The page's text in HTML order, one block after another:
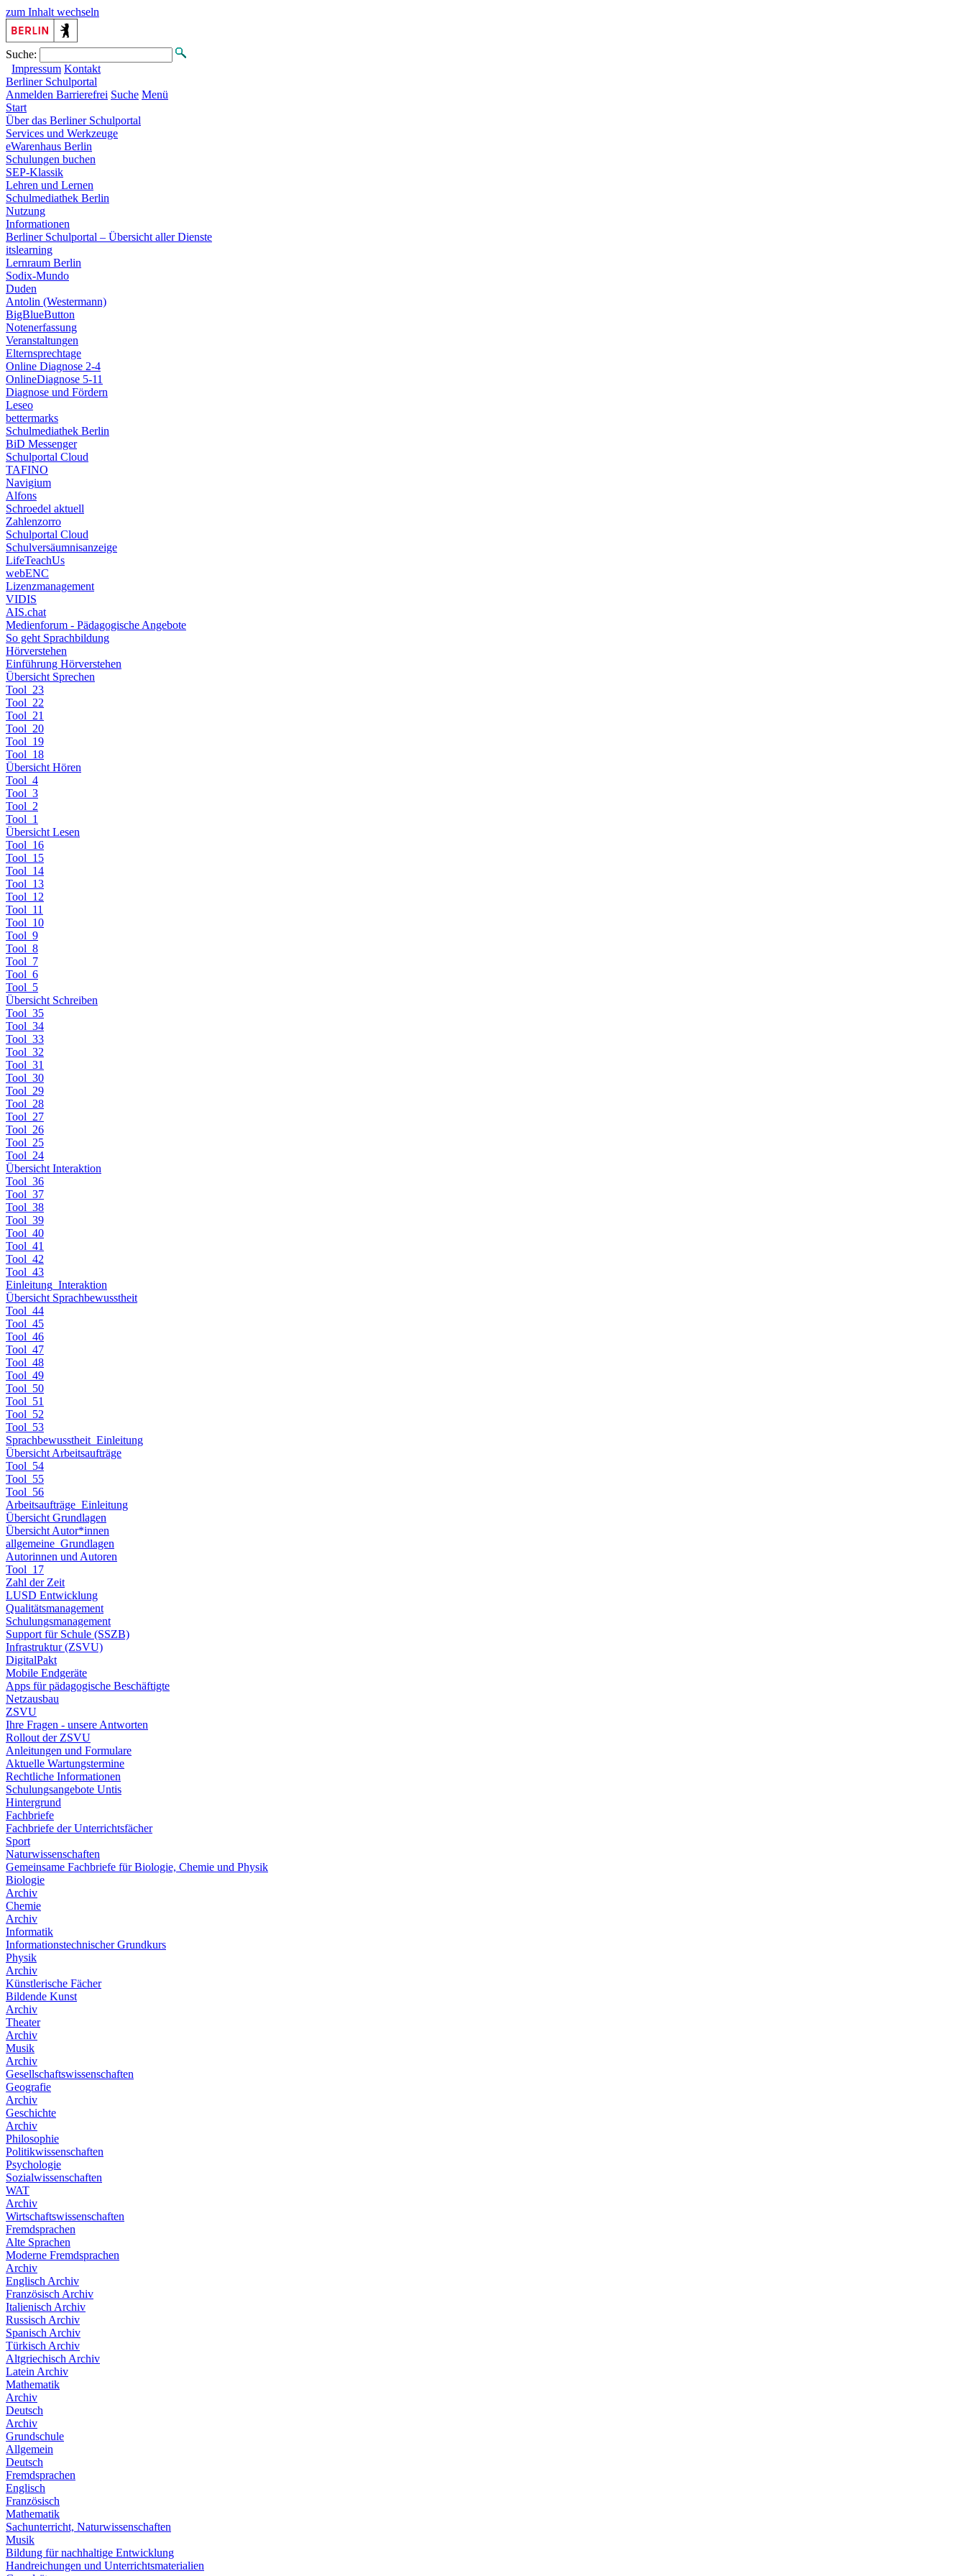
zum Inhalt wechseln
Suche:
Impressum Kontakt
Berliner Schulportal
Anmelden Barrierefrei Suche Menü
Start
Über das Berliner Schulportal
Services und Werkzeuge
eWarenhaus Berlin
Schulungen buchen
SEP-Klassik
Lehren und Lernen
Schulmediathek Berlin
Nutzung
Informationen
Berliner Schulportal – Übersicht aller Dienste
itslearning
Lernraum Berlin
Sodix-Mundo
Duden
Antolin (Westermann)
BigBlueButton
Notenerfassung
Veranstaltungen
Elternsprechtage
Online Diagnose 2-4
OnlineDiagnose 5-11
Diagnose und Fördern
Leseo
bettermarks
Schulmediathek Berlin
BiD Messenger
Schulportal Cloud
TAFINO
Navigium
Alfons
Schroedel aktuell
Zahlenzorro
Schulportal Cloud
Schulversäumnisanzeige
LifeTeachUs
webENC
Lizenzmanagement
VIDIS
AIS.chat
Medienforum - Pädagogische Angebote
So geht Sprachbildung
Hörverstehen
Einführung Hörverstehen
Übersicht Sprechen
Tool_23
Tool_22
Tool_21
Tool_20
Tool_19
Tool_18
Übersicht Hören
Tool_4
Tool_3
Tool_2
Tool_1
Übersicht Lesen
Tool_16
Tool_15
Tool_14
Tool_13
Tool_12
Tool_11
Tool_10
Tool_9
Tool_8
Tool_7
Tool_6
Tool_5
Übersicht Schreiben
Tool_35
Tool_34
Tool_33
Tool_32
Tool_31
Tool_30
Tool_29
Tool_28
Tool_27
Tool_26
Tool_25
Tool_24
Übersicht Interaktion
Tool_36
Tool_37
Tool_38
Tool_39
Tool_40
Tool_41
Tool_42
Tool_43
Einleitung_Interaktion
Übersicht Sprachbewusstheit
Tool_44
Tool_45
Tool_46
Tool_47
Tool_48
Tool_49
Tool_50
Tool_51
Tool_52
Tool_53
Sprachbewusstheit_Einleitung
Übersicht Arbeitsaufträge
Tool_54
Tool_55
Tool_56
Arbeitsaufträge_Einleitung
Übersicht Grundlagen
Übersicht Autor*innen
allgemeine_Grundlagen
Autorinnen und Autoren
Tool_17
Zahl der Zeit
LUSD Entwicklung
Qualitätsmanagement
Schulungsmanagement
Support für Schule (SSZB)
Infrastruktur (ZSVU)
DigitalPakt
Mobile Endgeräte
Apps für pädagogische Beschäftigte
Netzausbau
ZSVU
Ihre Fragen - unsere Antworten
Rollout der ZSVU
Anleitungen und Formulare
Aktuelle Wartungstermine
Rechtliche Informationen
Schulungsangebote Untis
Hintergrund
Fachbriefe
Fachbriefe der Unterrichtsfächer
Sport
Naturwissenschaften
Gemeinsame Fachbriefe für Biologie, Chemie und Physik
Biologie
Archiv
Chemie
Archiv
Informatik
Informationstechnischer Grundkurs
Physik
Archiv
Künstlerische Fächer
Bildende Kunst
Archiv
Theater
Archiv
Musik
Archiv
Gesellschaftswissenschaften
Geografie
Archiv
Geschichte
Archiv
Philosophie
Politikwissenschaften
Psychologie
Sozialwissenschaften
WAT
Archiv
Wirtschaftswissenschaften
Fremdsprachen
Alte Sprachen
Moderne Fremdsprachen
Archiv
Englisch Archiv
Französisch Archiv
Italienisch Archiv
Russisch Archiv
Spanisch Archiv
Türkisch Archiv
Altgriechisch Archiv
Latein Archiv
Mathematik
Archiv
Deutsch
Archiv
Grundschule
Allgemein
Deutsch
Fremdsprachen
Englisch
Französisch
Mathematik
Sachunterricht, Naturwissenschaften
Musik
Bildung für nachhaltige Entwicklung
Handreichungen und Unterrichtsmaterialien